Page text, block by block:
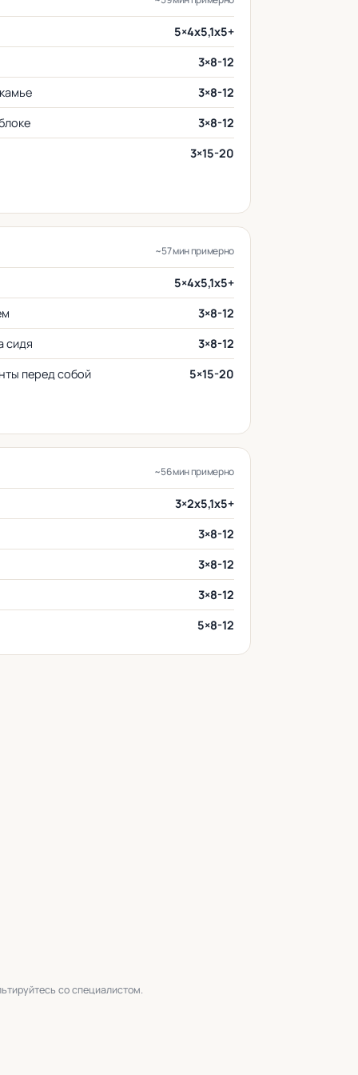
5×4x5,1x5+
3×8-12
3×8-12
3×8-12
3×15-20
~57 мин примерно
5×4x5,1x5+
3×8-12
сидя
3×8-12
перед собой
5×15-20
~56 мин примерно
3×2x5,1x5+
3×8-12
3×8-12
3×8-12
5×8-12
со специалистом.